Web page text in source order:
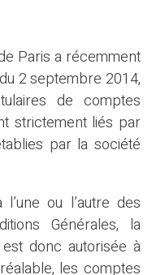
Paris a récemment
2 septembre 2014,
de comptes
strictement liés par
par la société
ou l’autre des
Générales, la
est donc autorisée à
les comptes